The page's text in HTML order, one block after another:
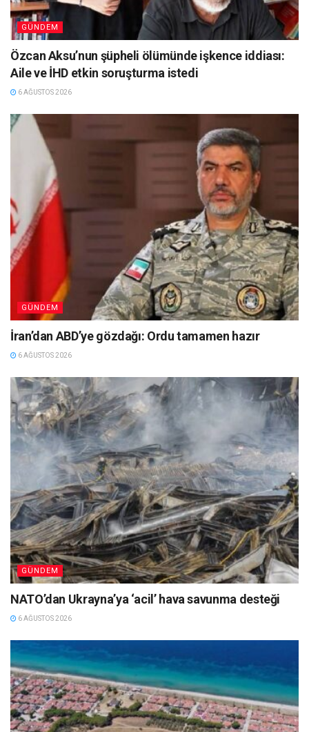
GÜNDEM
Özcan Aksu’nun şüpheli ölümünde işkence iddiası:
Aile ve İHD etkin soruşturma istedi
6 AĞUSTOS 2026
GÜNDEM
İran’dan ABD’ye gözdağı: Ordu tamamen hazır
6 AĞUSTOS 2026
GÜNDEM
NATO’dan Ukrayna’ya ‘acil’ hava savunma desteği
6 AĞUSTOS 2026